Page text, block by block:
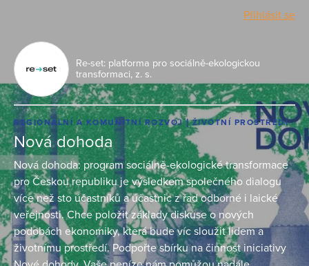
Přihlásit se
Re-set: platforma pro sociálně-ekologickou
transformaci, z. s.
REGIONÁLNÍ A KOMUNITNÍ ROZVOJ ŽIVOTNÍ PROSTŘEDÍ
Nová dohoda
Nová dohoda: program sociálně-ekologické transformace
pro Českou republiku je výsledkem společného dialogu
více než sto účastníků a účastnic z řad odborné i laické
veřejnosti. Chce položit základy diskuse o nových
podobách ekonomiky, která bude víc sloužit lidem a
životnímu prostředí. Podpořte sbírku na činnost iniciativy